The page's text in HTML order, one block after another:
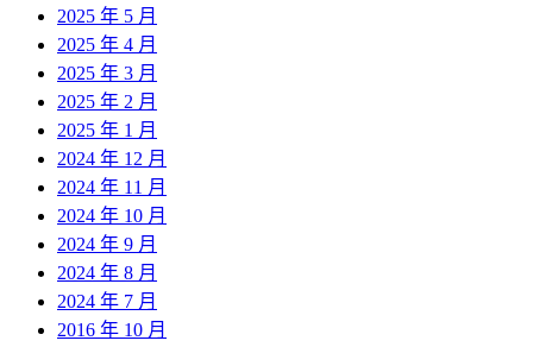
2025 年 5 月
2025 年 4 月
2025 年 3 月
2025 年 2 月
2025 年 1 月
2024 年 12 月
2024 年 11 月
2024 年 10 月
2024 年 9 月
2024 年 8 月
2024 年 7 月
2016 年 10 月